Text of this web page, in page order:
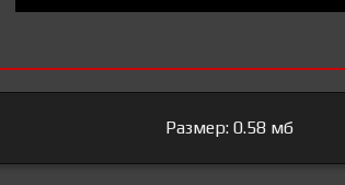
Размер: 0.58 мб